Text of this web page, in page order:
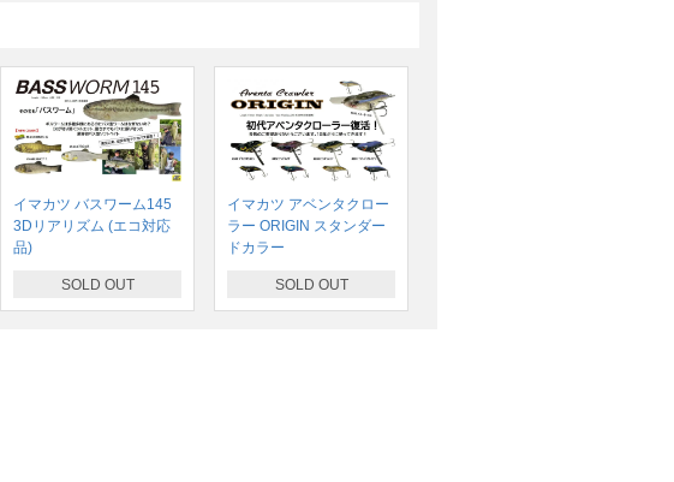
イマカツ バスワーム145
3Dリアリズム (エコ対応
品)
SOLD OUT
イマカツ アベンタクロー
ラー ORIGIN スタンダー
ドカラー
SOLD OUT